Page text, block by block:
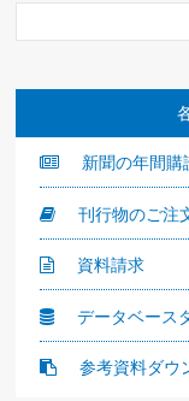
新聞の年間購
刊行物のご注
資料請求
データベース
参考資料ダウ